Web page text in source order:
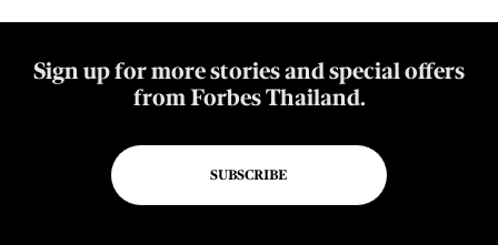
Sign up for more stories and special offers
from Forbes Thailand.
SUBSCRIBE